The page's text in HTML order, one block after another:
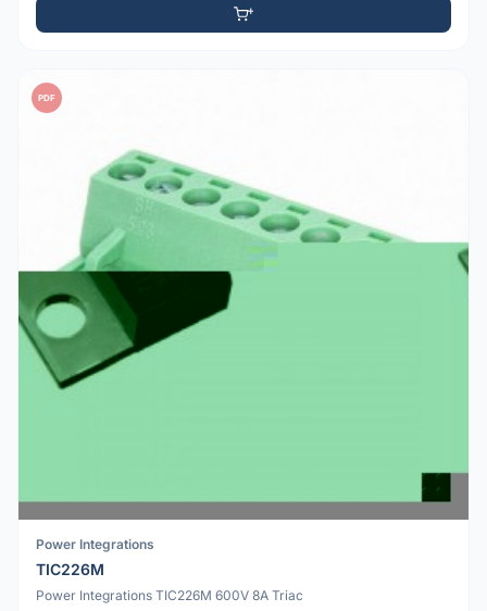
PDF
Power Integrations
TIC226M
Power Integrations TIC226M 600V 8A Triac